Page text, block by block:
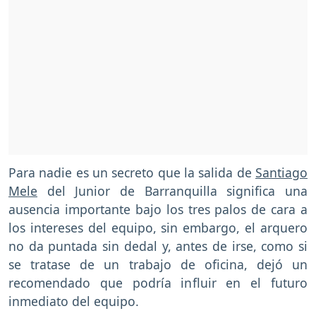
Para nadie es un secreto que la salida de Santiago
Mele del Junior de Barranquilla significa una
ausencia importante bajo los tres palos de cara a
los intereses del equipo, sin embargo, el arquero
no da puntada sin dedal y, antes de irse, como si
se tratase de un trabajo de oficina, dejó un
recomendado que podría influir en el futuro
inmediato del equipo.